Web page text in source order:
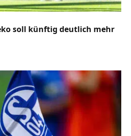
soll künftig deutlich mehr